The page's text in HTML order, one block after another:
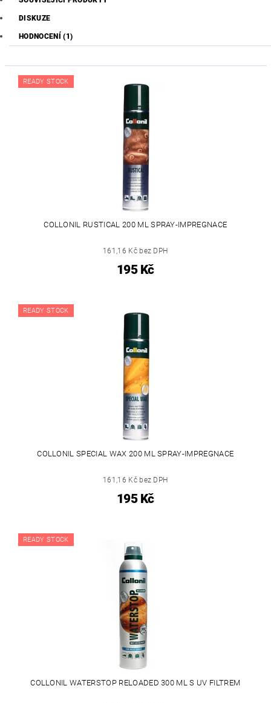
DISKUZE
HODNOCENÍ (1)
READY STOCK
COLLONIL RUSTICAL 200 ML SPRAY-IMPREGNACE
161,16 Kč bez DPH
195 Kč
READY STOCK
COLLONIL SPECIAL WAX 200 ML SPRAY-IMPREGNACE
161,16 Kč bez DPH
195 Kč
READY STOCK
COLLONIL WATERSTOP RELOADED 300 ML S UV FILTREM